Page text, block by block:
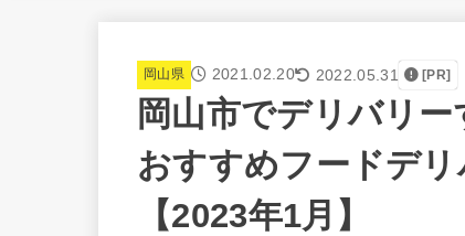
岡山県 2021.02.20 2022.05.31 [PR]
岡山市でデリバリ
おすすめフードデ
【2023年1月】